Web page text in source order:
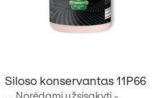
Siloso konservantas 11P66